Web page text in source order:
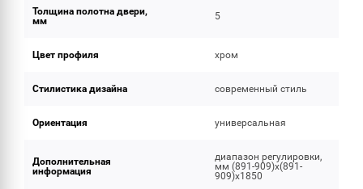
Толщина полотна двери,
мм
5
Цвет профиля хром
Стилистика дизайна современный стиль
Ориентация универсальная
Дополнительная
информация
диапазон регулировки,
мм (891-909)x(891-
909)x1850